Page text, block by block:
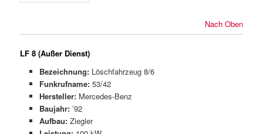
Nach Oben
LF 8 (Außer Dienst)
Bezeichnung:Löschfahrzeug 8/6
Funkrufname:53/42
Hersteller:Mercedes-Benz
Baujahr:’92
Aufbau:Ziegler